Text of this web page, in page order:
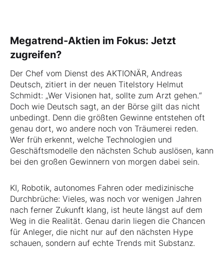
Megatrend-Aktien im Fokus: Jetzt
zugreifen?
Der Chef vom Dienst des AKTIONÄR, Andreas
Deutsch, zitiert in der neuen Titelstory Helmut
Schmidt: „Wer Visionen hat, sollte zum Arzt gehen.“
Doch wie Deutsch sagt, an der Börse gilt das nicht
unbedingt. Denn die größten Gewinne entstehen oft
genau dort, wo andere noch von Träumerei reden.
Wer früh erkennt, welche Technologien und
Geschäftsmodelle den nächsten Schub auslösen, kann
bei den großen Gewinnern von morgen dabei sein.
KI, Robotik, autonomes Fahren oder medizinische
Durchbrüche: Vieles, was noch vor wenigen Jahren
nach ferner Zukunft klang, ist heute längst auf dem
Weg in die Realität. Genau darin liegen die Chancen
für Anleger, die nicht nur auf den nächsten Hype
schauen, sondern auf echte Trends mit Substanz.